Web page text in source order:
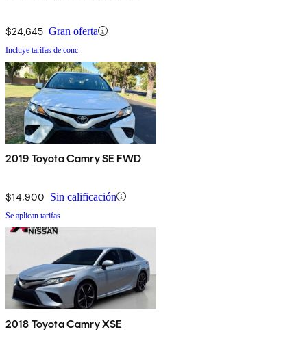
$24,645 Gran oferta
Incluye tarifas de conc.
2019 Toyota Camry SE FWD
$14,900 Sin calificación
Se aplican tarifas
2018 Toyota Camry XSE